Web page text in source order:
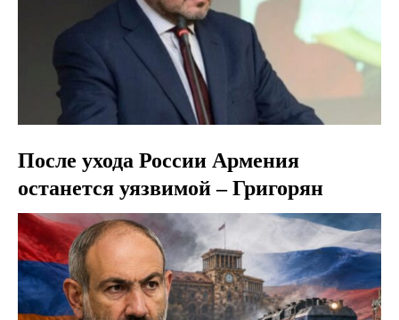
После ухода России Армения
останется уязвимой – Григорян